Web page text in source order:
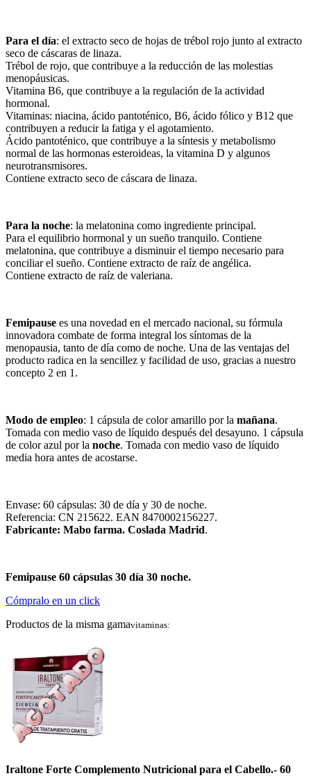
Para el día: el extracto seco de hojas de trébol rojo junto al extracto
seco de cáscaras de linaza.
Trébol de rojo, que contribuye a la reducción de las molestias
menopáusicas.
Vitamina B6, que contribuye a la regulación de la actividad
hormonal.
Vitaminas: niacina, ácido pantoténico, B6, ácido fólico y B12 que
contribuyen a reducir la fatiga y el agotamiento.
Ácido pantoténico, que contribuye a la síntesis y metabolismo
normal de las hormonas esteroideas, la vitamina D y algunos
neurotransmisores.
Contiene extracto seco de cáscara de linaza.
Para la noche: la melatonina como ingrediente principal.
Para el equilibrio hormonal y un sueño tranquilo. Contiene
melatonina, que contribuye a disminuir el tiempo necesario para
conciliar el sueño. Contiene extracto de raíz de angélica.
Contiene extracto de raíz de valeriana.
Femipause es una novedad en el mercado nacional, su fórmula
innovadora combate de forma integral los síntomas de la
menopausia, tanto de día como de noche. Una de las ventajas del
producto radica en la sencillez y facilidad de uso, gracias a nuestro
concepto 2 en 1.
Modo de empleo: 1 cápsula de color amarillo por la mañana.
Tomada con medio vaso de líquido después del desayuno. 1 cápsula
de color azul por la noche. Tomada con medio vaso de líquido
media hora antes de acostarse.
Envase: 60 cápsulas: 30 de día y 30 de noche.
Referencia: CN 215622. EAN 8470002156227.
Fabricante: Mabo farma. Coslada Madrid.
Femipause 60 cápsulas 30 día 30 noche.
Cómpralo en un click
Productos de la misma gamavitaminas:
Iraltone Forte Complemento Nutricional para el Cabello.- 60